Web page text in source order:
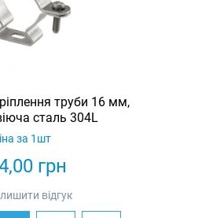
труби 16 мм,
сталь 304L
грн
за 1шт
відгук